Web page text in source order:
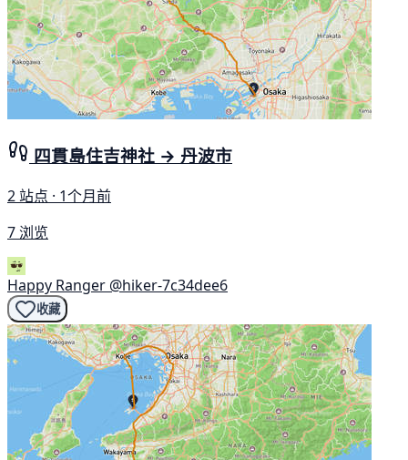
四貫島住吉神社 → 丹波市
2 站点 · 1个月前
7 浏览
Happy Ranger @hiker-7c34dee6
收藏